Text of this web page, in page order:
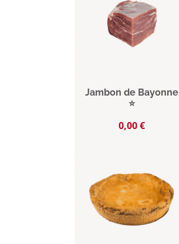
Jambon de Bayonne
⭐
Prix
0,00 €